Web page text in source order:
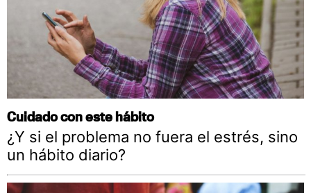
Cuidado con este hábito
¿Y si el problema no fuera el estrés, sino
un hábito diario?